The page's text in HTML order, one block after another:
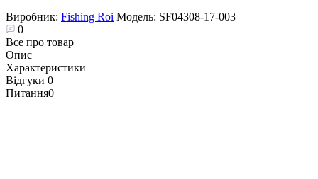
Виробник: Fishing Roi Модель: SF04308-17-003
0
Все про товар
Опис
Характеристики
Відгуки 0
Питання0